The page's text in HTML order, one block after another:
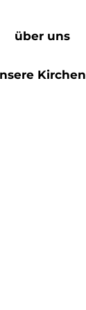
über uns
Kirchen